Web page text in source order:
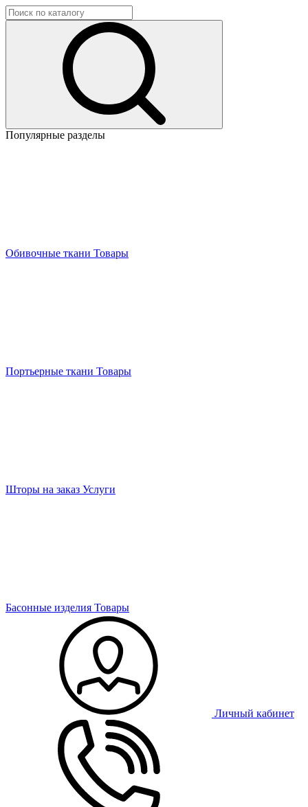
Популярные разделы
Обивочные ткани Товары
Портьерные ткани Товары
Шторы на заказ Услуги
Басонные изделия Товары
Личный кабинет